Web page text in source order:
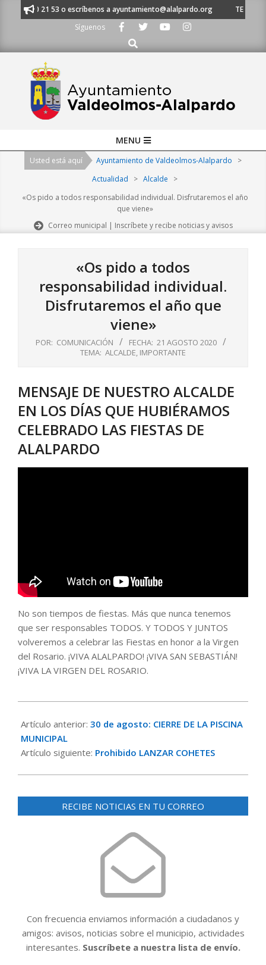
al 91 620 21 53 o escríbenos a ayuntamiento@alalpardo.org
TE
Síguenos
Buscar
Navigation
MENU
Usted está aquí Ayuntamiento de Valdeolmos-Alalpardo
>
Actualidad
> Alcalde
>
«Os pido a todos responsabilidad individual. Disfrutaremos el año
que viene»
Correo municipal | Inscríbete y recibe noticias y avisos
«Os pido a todos
responsabilidad individual.
Disfrutaremos el año que
viene»
POR: COMUNICACIÓN FECHA: 21 AGOSTO 2020
TEMA: ALCALDE, IMPORTANTE
MENSAJE DE NUESTRO ALCALDE
EN LOS DÍAS QUE HUBIÉRAMOS
CELEBRADO LAS FIESTAS DE
ALALPARDO
No son tiempos de fiestas. Más que nunca tenemos
que ser responsables TODOS. Y TODOS Y JUNTOS
volveremos a celebrar las Fiestas en honor a la Virgen
del Rosario. ¡VIVA ALALPARDO! ¡VIVA SAN SEBASTIÁN!
¡VIVA LA VIRGEN DEL ROSARIO.
08-
21
Artículo anterior: 30 de agosto: CIERRE DE LA PISCINA
MUNICIPAL
Artículo siguiente: Prohibido LANZAR COHETES
RECIBE NOTICIAS EN TU CORREO
Con frecuencia enviamos información a ciudadanos y
amigos: avisos, noticias sobre el municipio, actividades
interesantes. Suscríbete a nuestra lista de envío.